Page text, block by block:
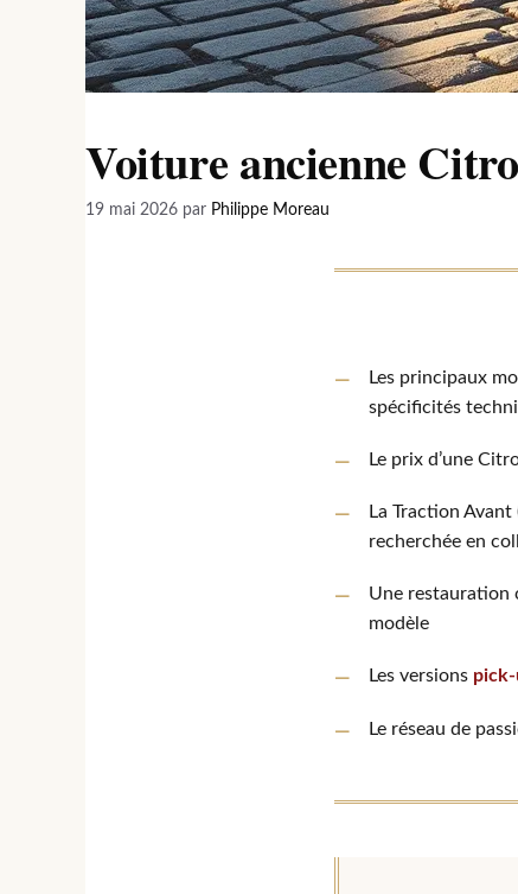
Voiture ancienne
19 mai 2026 par Philippe Moreau
Les principaux
spécificités
Le prix d’une
La Traction
recherchée en
Une restauration
modèle
Les versions
Le réseau de